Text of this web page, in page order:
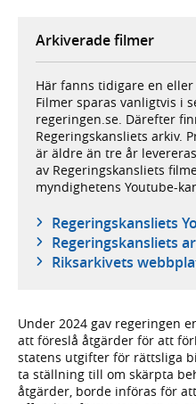
Arkiverade filmer
Här fanns tidigare en
Filmer sparas vanligtvis i
regeringen.se. Därefter
Regeringskansliets arkiv.
är äldre än tre år
av Regeringskansliets
myndighetens Youtube-
Regeringskansliets
Regeringskansliets
Riksarkivets
Under 2024 gav regeringen
att föreslå åtgärder för att
statens utgifter för rättsliga
ta ställning till om skärpta
åtgärder, borde införas för